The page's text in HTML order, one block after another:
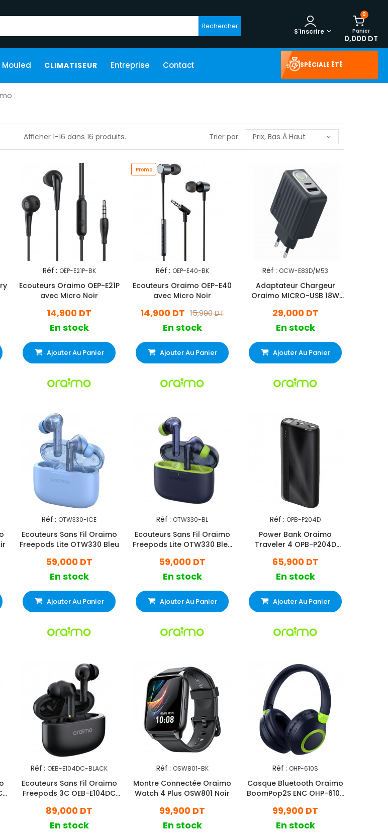
Rechercher
0
Panier
0,000 DT
S'inscrire
Mouled CLIMATISEUR Entreprise Contact SPÉCIALE ÉTÉ
Afficher 1-16 dans 16 produits. Trier par: Prix, Bas À Haut
Réf : OEP-E21P-BK
Ecouteurs Oraimo OEP-E21P
avec Micro Noir
14,900 DT
En stock
Ajouter Au Panier
Promo
Réf : OEP-E40-BK
Ecouteurs Oraimo OEP-E40
avec Micro Noir
15,900 DT
14,900 DT
En stock
Ajouter Au Panier
Réf : OCW-E83D/M53
Adaptateur Chargeur
Oraimo MICRO-USB 18W
29,000 DT
En stock
Ajouter Au Panier
Réf : OTW330-ICE
Ecouteurs Sans Fil Oraimo
Freepods Lite OTW330 Bleu
59,000 DT
En stock
Ajouter Au Panier
Réf : OTW330-BL
Ecouteurs Sans Fil Oraimo
Freepods Lite OTW330 Bleu
59,000 DT
En stock
Ajouter Au Panier
Réf : OPB-P204D
Power Bank Oraimo
Traveler 4 OPB-P204D
65,900 DT
En stock
Ajouter Au Panier
Réf : OEB-E104DC-BLACK
Ecouteurs Sans Fil Oraimo
Freepods 3C OEB-E104DC
89,000 DT
En stock
Réf : OSW801-BK
Montre Connectée Oraimo
Watch 4 Plus OSW801 Noir
99,900 DT
En stock
Réf : OHP-610S
Casque Bluetooth Oraimo
BoomPop2S ENC OHP-610S
99,900 DT
En stock